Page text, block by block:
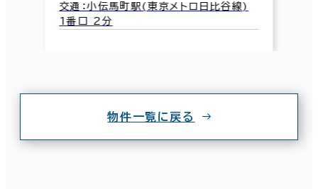
交通：小伝馬町駅(東京メトロ日比谷線)
1番口 2分
物件一覧に戻る